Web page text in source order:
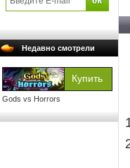
Недавно смотрели
Gods vs Horrors